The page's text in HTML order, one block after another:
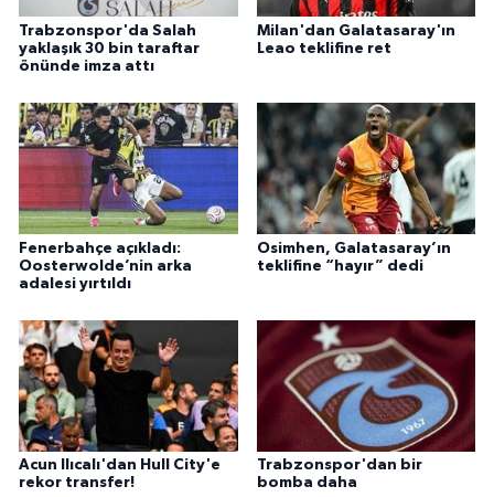
Trabzonspor'da Salah
yaklaşık 30 bin taraftar
önünde imza attı
Milan'dan Galatasaray'ın
Leao teklifine ret
Fenerbahçe açıkladı:
Oosterwolde’nin arka
adalesi yırtıldı
Osimhen, Galatasaray’ın
teklifine “hayır” dedi
Acun Ilıcalı'dan Hull City'e
rekor transfer!
Trabzonspor'dan bir
bomba daha